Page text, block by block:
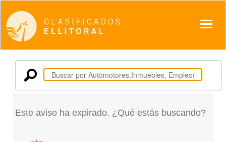
Este aviso ha expirado. ¿Qué estás buscando?